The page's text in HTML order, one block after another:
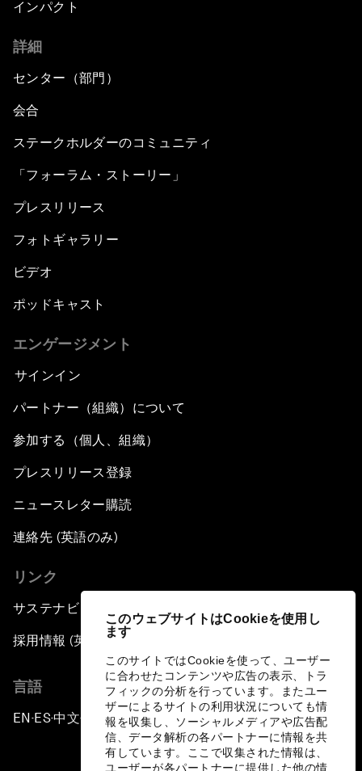
このウェブサイトはCookieを使用し
ます
このサイトではCookieを使って、ユーザー
に合わせたコンテンツや広告の表示、トラ
フィックの分析を行っています。またユー
ザーによるサイトの利用状況についても情
報を収集し、ソーシャルメディアや広告配
信、データ解析の各パートナーに情報を共
有しています。ここで収集された情報は、
ユーザーが各パートナーに提供した他の情
インパクト
詳細
センター（部門）
会合
ステークホルダーのコミュニティ
「フォーラム・ストーリー」
プレスリリース
フォトギャラリー
ビデオ
ポッドキャスト
エンゲージメント
サインイン
パートナー（組織）について
参加する（個人、組織）
プレスリリース登録
ニュースレター購読
連絡先 (英語のみ)
リンク
サステナビリティへの取り組み
採用情報 (英語のみ)
言語
EN ▪ES▪中文▪ 日本語